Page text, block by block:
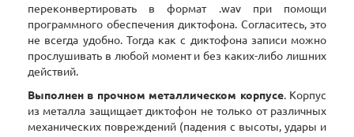
переконвертировать в формат .wav при помощи
программного обеспечения диктофона. Согласитесь, это
не всегда удобно. Тогда как с диктофона записи можно
прослушивать в любой момент и без каких-либо лишних
действий.
Выполнен в прочном металлическом корпусе. Корпус
из металла защищает диктофон не только от различных
механических повреждений (падения с высоты, удары и